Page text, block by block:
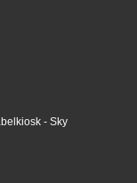
- Sky